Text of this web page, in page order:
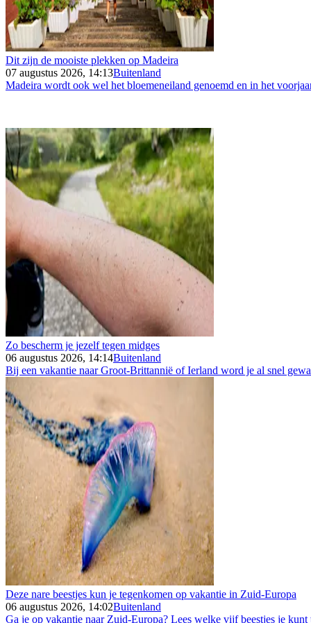
Dit zijn de mooiste plekken op Madeira
07 augustus 2026, 14:13Buitenland
Madeira wordt ook wel het bloemeneiland genoemd en in het
Zo bescherm je jezelf tegen midges
06 augustus 2026, 14:14Buitenland
Bij een vakantie naar Groot-Brittannië of Ierland word je al snel
Deze nare beestjes kun je tegenkomen op vakantie in Zuid-Europa
06 augustus 2026, 14:02Buitenland
Ga je op vakantie naar Zuid-Europa? Lees welke vijf beestjes je kunt